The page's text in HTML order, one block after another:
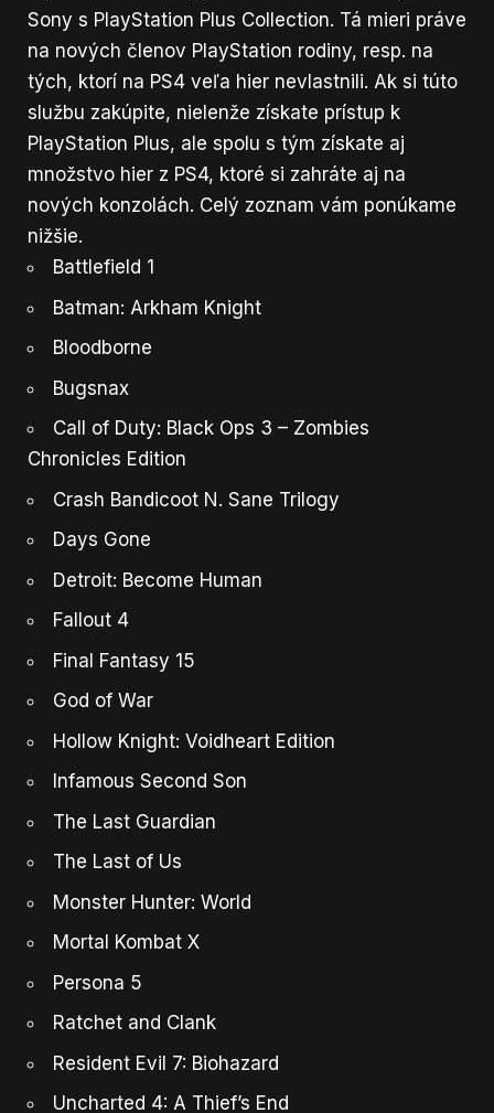
Sony s PlayStation Plus Collection. Tá mieri práve
na nových členov PlayStation rodiny, resp. na
tých, ktorí na PS4 veľa hier nevlastnili. Ak si túto
službu zakúpite, nielenže získate prístup k
PlayStation Plus, ale spolu s tým získate aj
množstvo hier z PS4, ktoré si zahráte aj na
nových konzolách. Celý zoznam vám ponúkame
nižšie.
Battlefield 1
Batman: Arkham Knight
Bloodborne
Bugsnax
Call of Duty: Black Ops 3 – Zombies
Chronicles Edition
Crash Bandicoot N. Sane Trilogy
Days Gone
Detroit: Become Human
Fallout 4
Final Fantasy 15
God of War
Hollow Knight: Voidheart Edition
Infamous Second Son
The Last Guardian
The Last of Us
Monster Hunter: World
Mortal Kombat X
Persona 5
Ratchet and Clank
Resident Evil 7: Biohazard
Uncharted 4: A Thief’s End